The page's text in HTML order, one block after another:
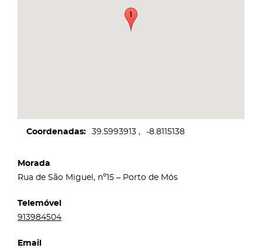
Coordenadas 39.5993913 -8.8115138
Morada
Rua de São Miguel, nº15 – Porto de Mós
Telemóvel
913984504
Email